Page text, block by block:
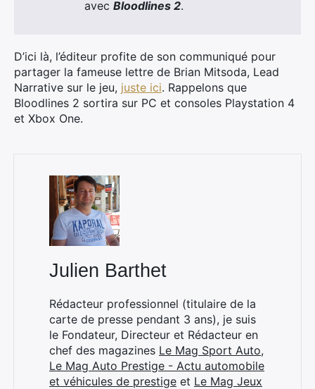
avec Bloodlines 2.
D’ici là, l’éditeur profite de son communiqué pour
partager la fameuse lettre de Brian Mitsoda, Lead
Narrative sur le jeu, juste ici. Rappelons que
Bloodlines 2 sortira sur PC et consoles Playstation 4
et Xbox One.
Julien Barthet
Rédacteur professionnel (titulaire de la
carte de presse pendant 3 ans), je suis
le Fondateur, Directeur et Rédacteur en
chef des magazines Le Mag Sport Auto,
Le Mag Auto Prestige - Actu automobile
et véhicules de prestige et Le Mag Jeux
Rechercher